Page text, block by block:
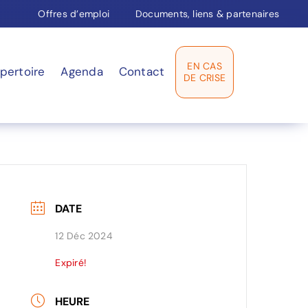
Offres d’emploi Documents, liens & partenaires
Agenda Contact
EN CAS
DE CRISE
DATE
12 Déc 2024
Expiré!
HEURE